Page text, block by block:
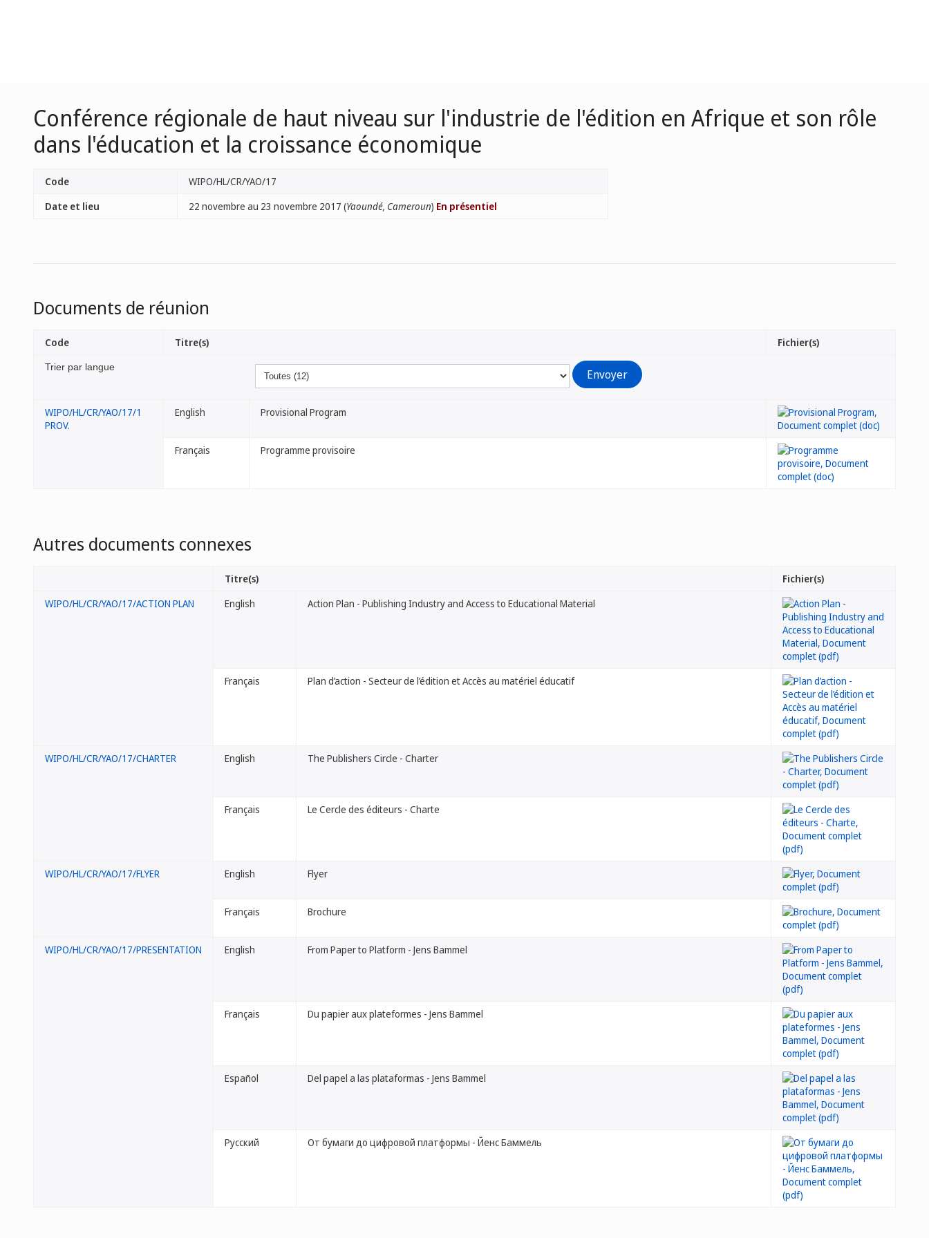
Conférence régionale de haut niveau sur l'industrie de l'édition en Afrique et son rôle
dans l'éducation et la croissance économique
Code
WIPO/HL/CR/YAO/17
Date et lieu
22 novembre au 23 novembre 2017 (Yaoundé, Cameroun) En présentiel
Documents de réunion
Trier par langue
Code Titre(s) Fichier(s)
WIPO/HL/CR/YAO/17/1
PROV.
English Provisional Program
Français Programme provisoire
Autres documents connexes
Titre(s)
Fichier(s)
WIPO/HL/CR/YAO/17/ACTION PLAN
English Action Plan - Publishing Industry and Access to Educational Material
Français Plan d’action - Secteur de l’édition et Accès au matériel éducatif
WIPO/HL/CR/YAO/17/CHARTER English The Publishers Circle - Charter
Français Le Cercle des éditeurs - Charte
WIPO/HL/CR/YAO/17/FLYER English Flyer
Français Brochure
WIPO/HL/CR/YAO/17/PRESENTATION English From Paper to Platform - Jens Bammel
Français Du papier aux plateformes - Jens Bammel
Español Del papel a las plataformas - Jens Bammel
Русский От бумаги до цифровой платформы - Йенс Баммель